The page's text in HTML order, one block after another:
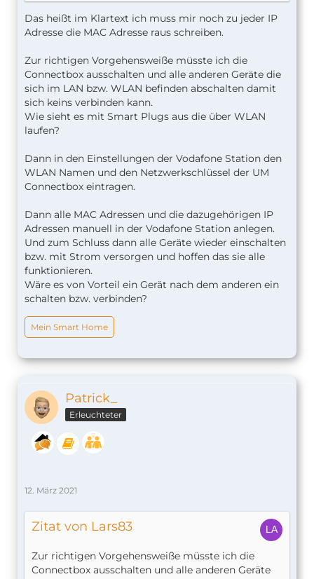
Das heißt im Klartext ich muss mir noch zu jeder IP
Adresse die MAC Adresse raus schreiben.
Zur richtigen Vorgehensweiße müsste ich die
Connectbox ausschalten und alle anderen Geräte die
sich im LAN bzw. WLAN befinden abschalten damit
sich keins verbinden kann.
Wie sieht es mit Smart Plugs aus die über WLAN
laufen?
Dann in den Einstellungen der Vodafone Station den
WLAN Namen und den Netzwerkschlüssel der UM
Connectbox eintragen.
Dann alle MAC Adressen und die dazugehörigen IP
Adressen manuell in der Vodafone Station anlegen.
Und zum Schluss dann alle Geräte wieder einschalten
bzw. mit Strom versorgen und hoffen das sie alle
funktionieren.
Wäre es von Vorteil ein Gerät nach dem anderen ein
schalten bzw. verbinden?
Mein Smart Home
Patrick_
Erleuchteter
12. März 2021
Zitat von Lars83
Zur richtigen Vorgehensweiße müsste ich die
Connectbox ausschalten und alle anderen Geräte